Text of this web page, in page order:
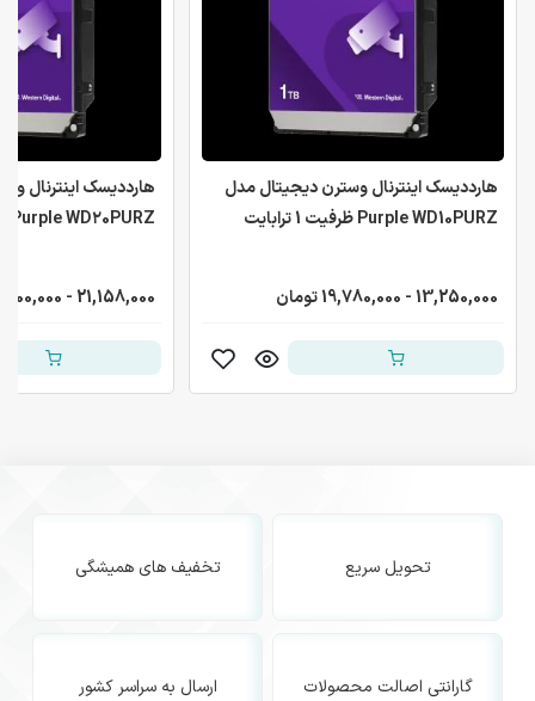
هارددیسک اینترنال وسترن دیجیتال مدل
Purple WD10PURZ ظرفیت 1 ترابایت
13,250,000 - 19,780,000 تومان
هارددیسک اینترنال
Purple WD۲0PURZ ظرفیت ۲ ترابایت
21,158,000 - 31,100,000 تومان
تحویل سریع تخفیف های همیشگی
گارانتی اصالت محصولات ارسال به سراسر کشور